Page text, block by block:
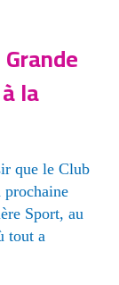
la
que le Club
prochaine
Sport, au
tout a